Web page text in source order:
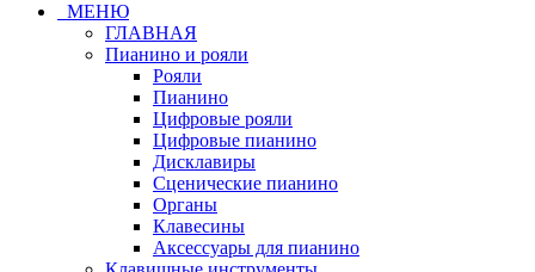
МЕНЮ
ГЛАВНАЯ
Пианино и рояли
Рояли
Пианино
Цифровые рояли
Цифровые пианино
Дисклавиры
Сценические пианино
Органы
Клавесины
Аксессуары для пианино